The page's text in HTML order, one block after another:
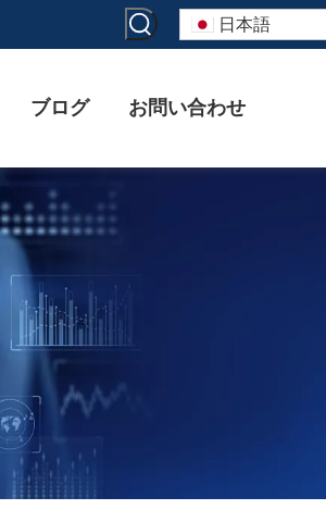
日本語
ブログ お問い合わせ